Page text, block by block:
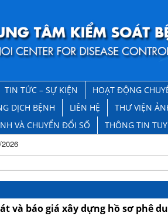
TIN TỨC – SỰ KIỆN
HOẠT ĐỘNG
DỊCH BỆNH
LIÊN HỆ
THƯ VIỆN
VÀ CHUYỂN ĐỔI SỐ
THÔNG TIN
và báo giá xây dựng hồ sơ phê